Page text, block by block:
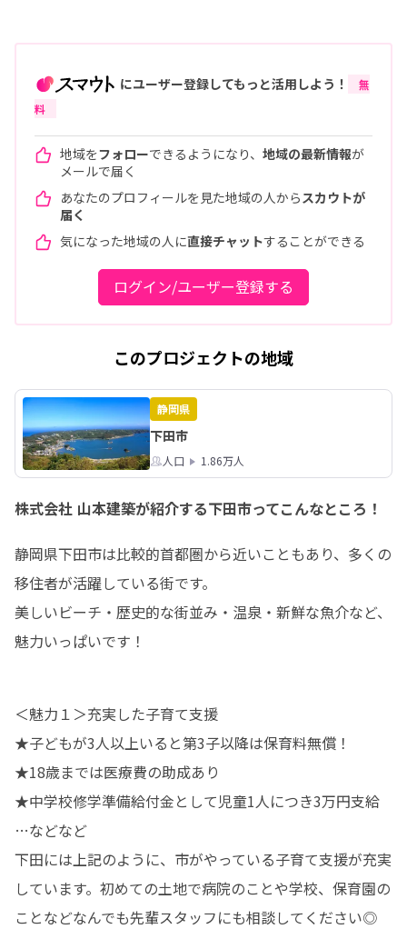
にユーザー登録してもっと活用しよう！
無
料
地域をフォローできるようになり、 地域の最新情報が
メールで届く
あなたのプロフィールを見た地域の人から スカウトが
届く
気になった地域の人に直接チャットすることができる
ログイン/ユーザー登録する
このプロジェクトの地域
静岡県
下田市
人口 1.86万人
株式会社 山本建築が紹介する下田市ってこんなところ！
静岡県下田市は比較的首都圏から近いこともあり、多くの
移住者が活躍している街です。
美しいビーチ・歴史的な街並み・温泉・新鮮な魚介など、
魅力いっぱいです！
＜魅力１＞充実した子育て支援
★子どもが3人以上いると第3子以降は保育料無償！
★18歳までは医療費の助成あり
★中学校修学準備給付金として児童1人につき3万円支給
…などなど
下田には上記のように、市がやっている子育て支援が充実
しています。初めての土地で病院のことや学校、保育園の
ことなどなんでも先輩スタッフにも相談してください◎